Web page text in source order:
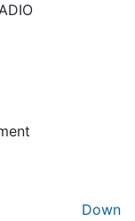
Down